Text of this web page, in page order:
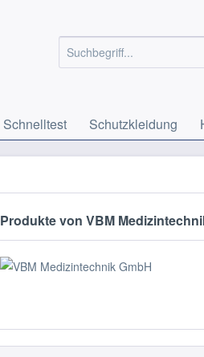
Schnelltest Schutzkleidung
Produkte von VBM